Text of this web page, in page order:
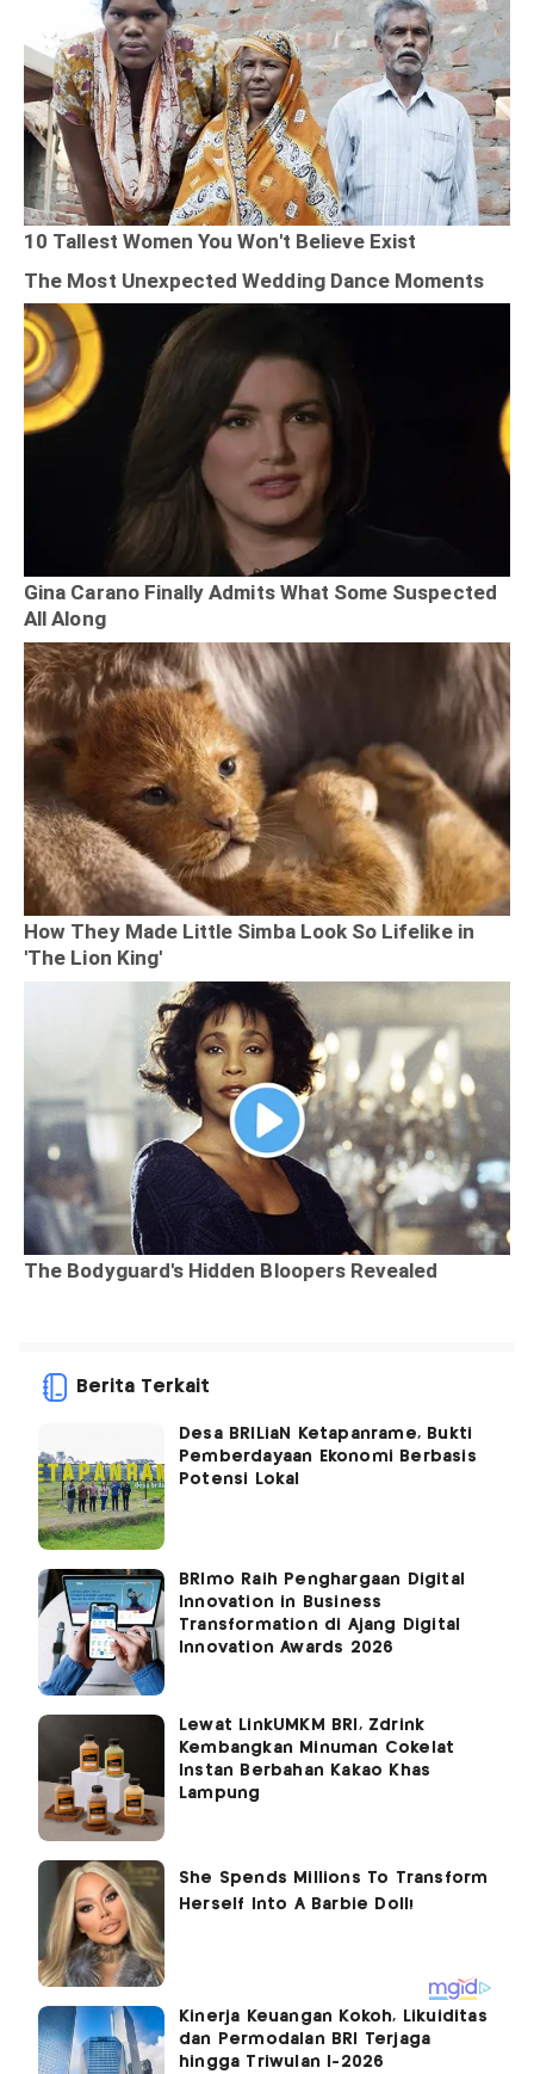
Berita Terkait
Desa BRILiaN Ketapanrame, Bukti
Pemberdayaan Ekonomi Berbasis
Potensi Lokal
BRImo Raih Penghargaan Digital
Innovation in Business
Transformation di Ajang Digital
Innovation Awards 2026
Lewat LinkUMKM BRI, Zdrink
Kembangkan Minuman Cokelat
Instan Berbahan Kakao Khas
Lampung
Kinerja Keuangan Kokoh, Likuiditas
dan Permodalan BRI Terjaga
hingga Triwulan I-2026